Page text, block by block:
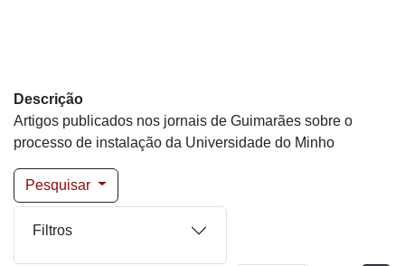
Descrição
Artigos publicados nos jornais de Guimarães sobre o
processo de instalação da Universidade do Minho
Pesquisar
Filtros